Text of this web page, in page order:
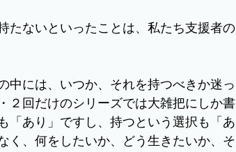
たないといったことは、私たち支援者の
中には、いつか、それを持つべきか迷っ
２回だけのシリーズでは大雑把にしか書
「あり」ですし、持つという選択も「あ
く、何をしたいか、どう生きたいか、そ